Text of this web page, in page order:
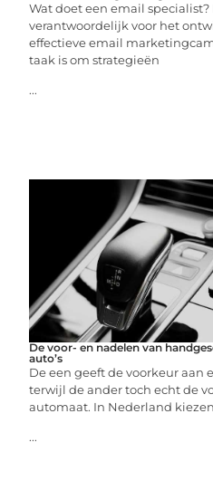
Wat doet een email
verantwoordelijk voor het
effectieve email
taak is om strategieën
...
De voor- en nadelen van
auto’s
De een geeft de voorkeur aan
terwijl de ander toch echt de
automaat. In Nederland
...